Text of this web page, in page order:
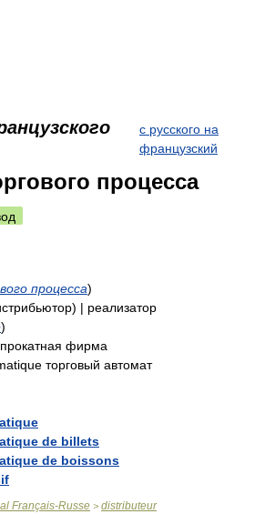
с русского на
французский
процесса
процесса)
| реализатор
)
фирма
торговый автомат
de billets
de boissons
Français-Russe > distributeur